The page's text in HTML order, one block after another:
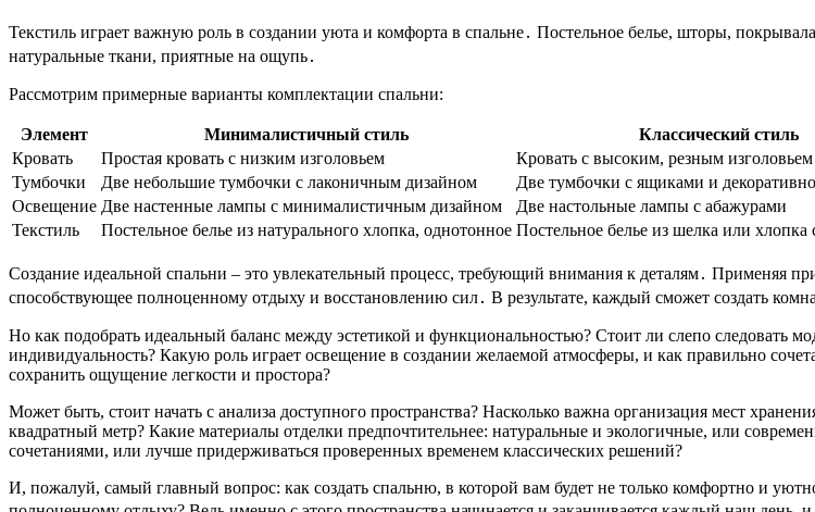
Текстиль играет важную роль в создании уюта и комфорта в спальне․ Постельное белье, шторы,
натуральные ткани, приятные на ощупь․
Рассмотрим примерные варианты комплектации спальни:
Элемент Минималистичный стиль
Классический стиль
Кровать
Простая кровать с низким изголовьем
Кровать с высоким, резным изголовьем
Тумбочки
Две небольшие тумбочки с лаконичным дизайном
Две тумбочки с ящиками и
Освещение Две настенные лампы с минималистичным дизайном
Две настольные лампы с абажурами
Текстиль
Постельное белье из натурального хлопка, однотонное Постельное белье из шелка или
Создание идеальной спальни – это увлекательный процесс, требующий внимания к деталям․ Применяя
способствующее полноценному отдыху и восстановлению сил․ В результате, каждый сможет создать
Но как подобрать идеальный баланс между эстетикой и функциональностью? Стоит ли слепо следовать
индивидуальность? Какую роль играет освещение в создании желаемой атмосферы, и как правильно
сохранить ощущение легкости и простора?
Может быть, стоит начать с анализа доступного пространства? Насколько важна организация мест
квадратный метр? Какие материалы отделки предпочтительнее: натуральные и экологичные, или
сочетаниями, или лучше придерживаться проверенных временем классических решений?
И, пожалуй, самый главный вопрос: как создать спальню, в которой вам будет не только комфортно и